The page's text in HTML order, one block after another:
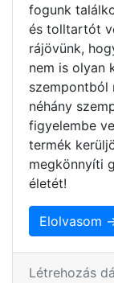
fogunk
és tolltartót
rájövünk,
nem is olyan
szempontból
néhány
figyelembe
termék
megkönnyíti
életét!
Elolvasom
Létrehozás